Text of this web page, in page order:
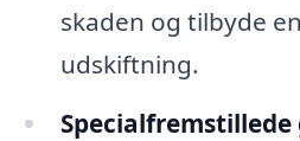
skaden og tilbyde
udskiftning.